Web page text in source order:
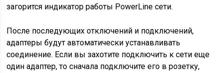
загорится индикатор работы PowerLine сети.
После последующих отключений и подключений,
адаптеры будут автоматически устанавливать
соединение. Если вы захотите подключить к сети еще
один адаптер, то сначала подключите его в розетку,